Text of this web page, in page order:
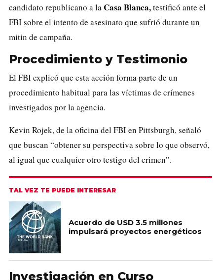
candidato republicano a la Casa Blanca,testificó ante el
FBI sobre el intento de asesinato que sufrió durante un
mitin de campaña.
Procedimiento y Testimonio
El FBI explicó que esta acción forma parte de un
procedimiento habitual para las víctimas de crímenes
investigados por la agencia.
Kevin Rojek, de la oficina del FBI en Pittsburgh, señaló
que buscan “obtener su perspectiva sobre lo que observó,
al igual que cualquier otro testigo del crimen”.
TAL VEZ TE PUEDE INTERESAR
Acuerdo de USD 3.5 millones
impulsará proyectos energéticos
Investigación en Curso